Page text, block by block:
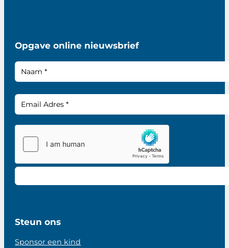
Opgave online nieuwsbrief
Steun ons
Sponsor een kind